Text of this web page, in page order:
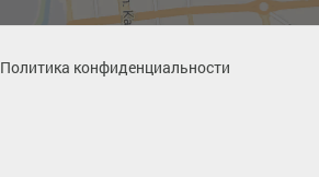
Политика конфиденциальности